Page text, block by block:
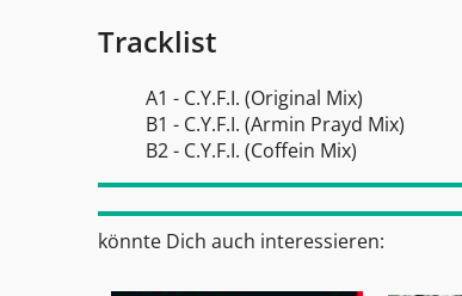
Tracklist
A1 - C.Y.F.I. (Original Mix)
B1 - C.Y.F.I. (Armin Prayd Mix)
B2 - C.Y.F.I. (Coffein Mix)
könnte Dich auch interessieren: